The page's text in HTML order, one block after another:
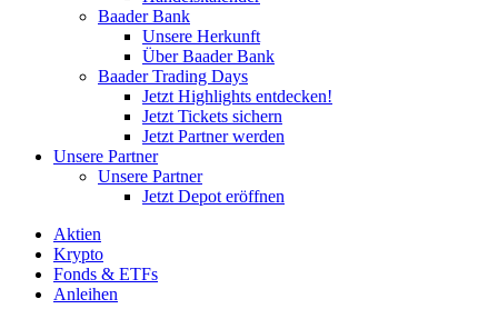
Baader Bank
Unsere Herkunft
Über Baader Bank
Baader Trading Days
Jetzt Highlights entdecken!
Jetzt Tickets sichern
Jetzt Partner werden
Unsere Partner
Unsere Partner
Jetzt Depot eröffnen
Aktien
Krypto
Fonds & ETFs
Anleihen